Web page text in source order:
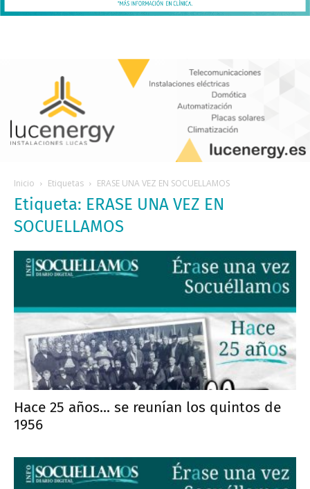
Inicio Etiquetas ERASE UNA VEZ EN SOCUELLAMOS
Etiqueta: ERASE UNA VEZ EN
SOCUELLAMOS
Hace 25 años... se reunían los quintos de
1956